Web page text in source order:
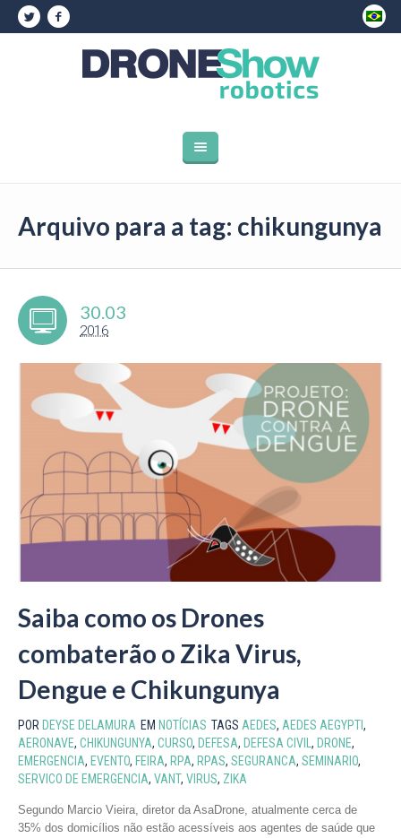
Arquivo para a tag: chikungunya
30.03
2016
Saiba como os Drones
combaterão o Zika Virus,
Dengue e Chikungunya
POR DEYSE DELAMURA EM NOTÍCIAS TAGS AEDES, AEDES AEGYPTI,
AERONAVE, CHIKUNGUNYA, CURSO, DEFESA, DEFESA CIVIL, DRONE,
EMERGENCIA, EVENTO, FEIRA, RPA, RPAS, SEGURANCA, SEMINARIO,
SERVICO DE EMERGENCIA, VANT, VIRUS, ZIKA
Segundo Marcio Vieira, diretor da AsaDrone, atualmente cerca de
35% dos domicílios não estão acessíveis aos agentes de saúde que